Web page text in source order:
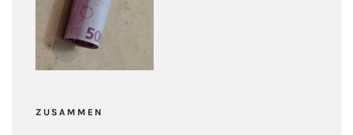
ZUSAMMEN